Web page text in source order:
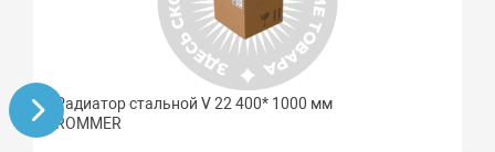
Радиатор стальной V 22 400* 1000 мм
ROMMER